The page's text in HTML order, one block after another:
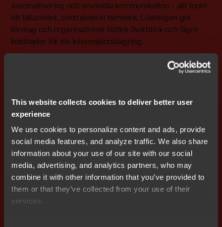
This website collects cookies to deliver better user
experience
We use cookies to personalize content and ads, provide
social media features, and analyze traffic. We also share
information about your use of our site with our social
media, advertising, and analytics partners, who may
combine it with other information that you’ve provided to
them or that they’ve collected from your use of their
services.
automatisering och användarkommunikation – allt inom
ett lättanvänt, centraliserat ramverk. Lösningen ger
företag och organisationer bättre överblick och lägre
kostnader för sin informationslagring.
– Den nya affären är ytterligare en framgång för
Northern på den nordamerikanska marknaden och USA
påverka Northerns resultat positivt i fjärde kvartalet,
säger Stefan Ström, verkställande direktör i Nocom.
– Med Nocom som ny distributör i Norden och ökade
försäljningsinsatser i EMEA ser vi fortsatt stora
utvecklingsmöjligheter för Northern.
Bifogade filer
wkr0001.pdf